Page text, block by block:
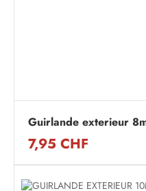
Guirlande exterieur
7,95 CHF